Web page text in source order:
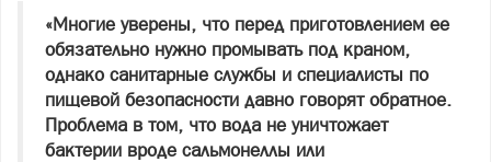
«Многие уверены, что перед приготовлением ее
обязательно нужно промывать под краном,
однако санитарные службы и специалисты по
пищевой безопасности давно говорят обратное.
Проблема в том, что вода не уничтожает
бактерии вроде сальмонеллы или